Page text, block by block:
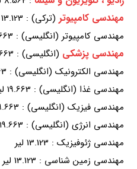
مهندسی کامپیوتر (ترکی) : 13.123 لیر
مهندسی کامپیوتر (انگلیسی) : 19.663 لیر
مهندسی پزشکی (انگلیسی) : 19.663 لیر
مهندسی الکترونیک (انگلیسی) : 19.663 لیر
مهندسی غذا (انگلیسی) : 19.663 لیر
مهندسی فیزیک (انگلیسی) : 19.663 لیر
مهندسی انرژی (انگلیسی) : 19.663 لیر
مهندسی ژئوفیزیک : 13.123 لیر
مهندسی زمین شناسی : 13.123 لیر